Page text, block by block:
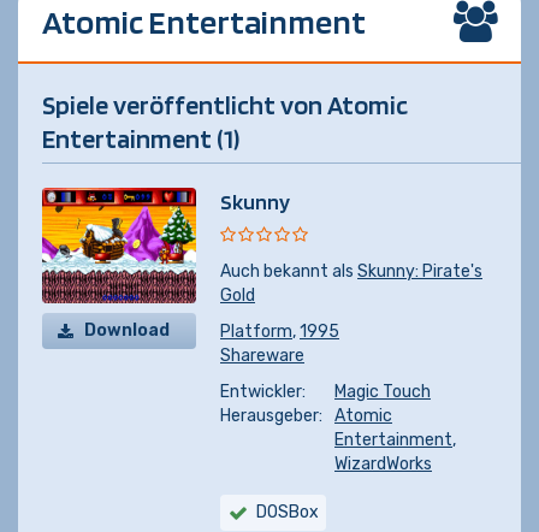
Atomic Entertainment
Spiele veröffentlicht von Atomic
Entertainment (1)
Download
Skunny
Auch bekannt als Skunny: Pirate's
Gold
Platform,1995
Shareware
Entwickler:
Magic Touch
Herausgeber:
Atomic
Entertainment,
WizardWorks
DOSBox